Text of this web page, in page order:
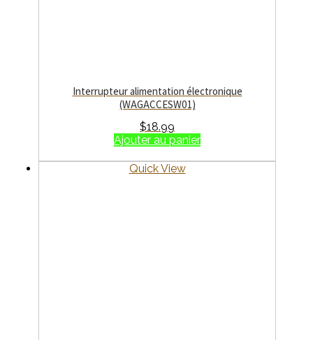
Interrupteur alimentation électronique
(WAGACCESW01)
$18.99
Ajouter au panier
Quick View